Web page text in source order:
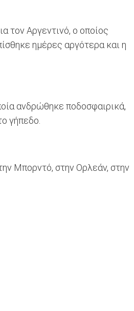
τον Αργεντινό, ο οποίος
ημέρες αργότερα και η
ανδρώθηκε ποδοσφαιρικά,
γήπεδο.
Μπορντό, στην Ορλεάν, στην